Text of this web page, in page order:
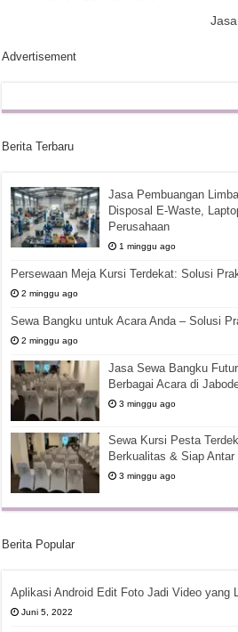
Advertisement
Berita Terbaru
Jasa Pembuangan
Disposal E-Waste,
Perusahaan
1 minggu ago
Persewaan Meja Kursi Terdekat: Solusi
2 minggu ago
Sewa Bangku untuk Acara Anda – Solusi
2 minggu ago
Jasa Sewa Bangku
Berbagai Acara di
3 minggu ago
Sewa Kursi Pesta
Berkualitas & Siap
3 minggu ago
Berita Popular
Aplikasi Android Edit Foto Jadi Video yang
Juni 5, 2022